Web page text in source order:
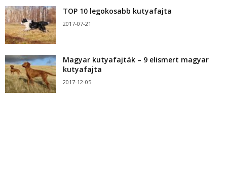
TOP 10 legokosabb kutyafajta
2017-07-21
Magyar kutyafajták – 9 elismert magyar
kutyafajta
2017-12-05